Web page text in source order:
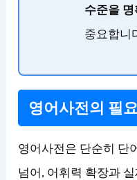
수준을
중요합니
영어사전의 필
영어사전은 단순히 단
넘어, 어휘력 확장과